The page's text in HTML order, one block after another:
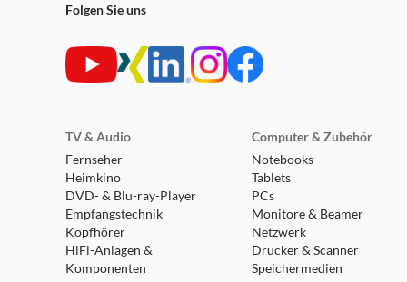
Folgen Sie uns
TV & Audio
Fernseher
Heimkino
DVD- & Blu-ray-Player
Empfangstechnik
Kopfhörer
HiFi-Anlagen &
Komponenten
Computer & Zubehör
Notebooks
Tablets
PCs
Monitore & Beamer
Netzwerk
Drucker & Scanner
Speichermedien